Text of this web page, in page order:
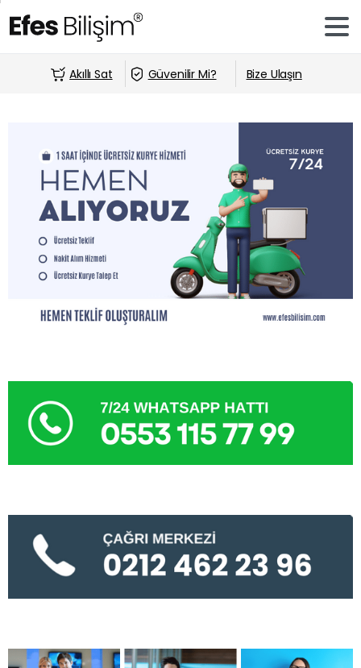
Akıllı Sat Güvenilir Mi? Bize Ulaşın